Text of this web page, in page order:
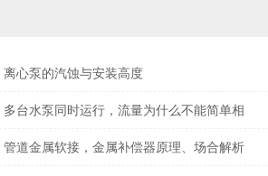
离心泵的汽蚀与安装高度
多台水泵同时运行，流量为什么不能简单相
管道金属软接，金属补偿器原理、场合解析